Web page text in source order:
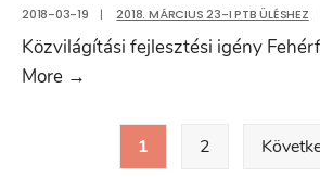
2018-03-19 | 2018. MÁRCIUS 23-I PTB ÜLÉSHEZ
Közvilágítási fejlesztési igény
More →
Fehérföldesen
Bejegyzések
1 2